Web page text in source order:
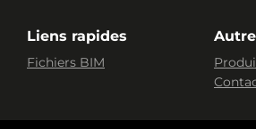
Liens rapides
Fichiers BIM